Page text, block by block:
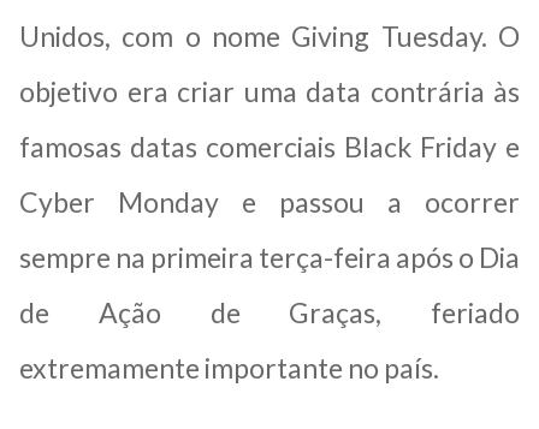
Unidos, com o nome Giving Tuesday. O
objetivo era criar uma data contrária às
famosas datas comerciais Black Friday e
Cyber Monday e passou a ocorrer
sempre na primeira terça-feira após o Dia
de Ação de Graças, feriado
extremamente importante no país.